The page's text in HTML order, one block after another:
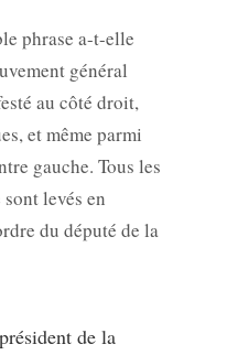
phrase a-t-elle
général
au côté droit,
et même parmi
gauche. Tous les
levés en
du député de la
de la